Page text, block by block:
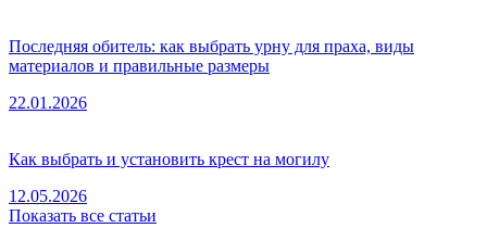
Последняя обитель: как выбрать урну для праха, виды
материалов и правильные размеры
22.01.2026
Как выбрать и установить крест на могилу
12.05.2026
Показать все статьи